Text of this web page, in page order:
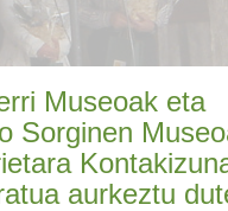
Museoak eta
Sorginen
aurkeztu